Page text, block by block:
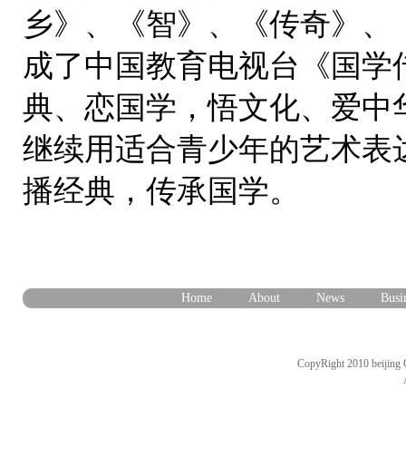
乡》、《智》、《传奇》
成了中国教育电视台《国
典、恋国学，悟文化、爱
继续用适合青少年的艺术
播经典，传承国学。
Home About News
CopyRight 2010 beijing